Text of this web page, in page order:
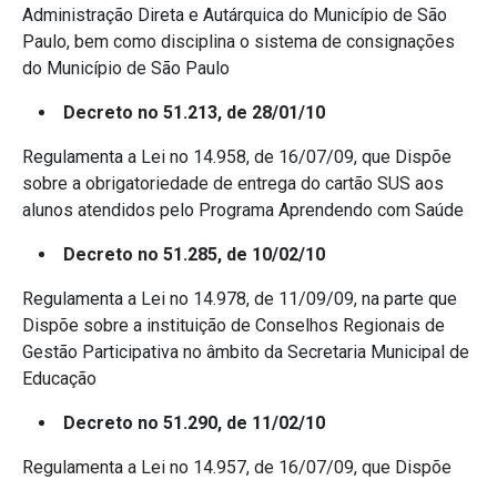
Administração Direta e Autárquica do Município de São
Paulo, bem como disciplina o sistema de consignações
do Município de São Paulo
Decreto no 51.213, de 28/01/10
Regulamenta a Lei no 14.958, de 16/07/09, que Dispõe
sobre a obrigatoriedade de entrega do cartão SUS aos
alunos atendidos pelo Programa Aprendendo com Saúde
Decreto no 51.285, de 10/02/10
Regulamenta a Lei no 14.978, de 11/09/09, na parte que
Dispõe sobre a instituição de Conselhos Regionais de
Gestão Participativa no âmbito da Secretaria Municipal de
Educação
Decreto no 51.290, de 11/02/10
Regulamenta a Lei no 14.957, de 16/07/09, que Dispõe